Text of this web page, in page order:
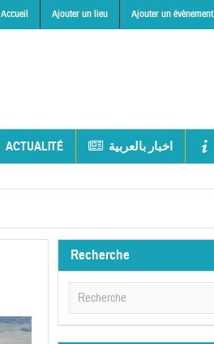
Accueil Ajouter un lieu Ajouter un évènement
ACTUALITÉ اخبار بالعربية
Recherche